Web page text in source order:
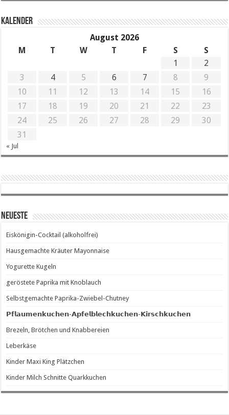
KALENDER
August 2026
M
T W T F S
S
1
2
3
4 5 6 7 8
9
10
11 12 13 14 15
16
17
18 19 20 21 22
23
24
25 26 27 28 29
30
31
« Jul
Neueste
Eiskönigin-Cocktail (alkoholfrei)
Hausgemachte Kräuter Mayonnaise
Yogurette Kugeln
geröstete Paprika mit Knoblauch
Selbstgemachte Paprika-Zwiebel-Chutney
𝗣𝗳𝗹𝗮𝘂𝗺𝗲𝗻𝗸𝘂𝗰𝗵𝗲𝗻-𝗔𝗽𝗳𝗲𝗹𝗯𝗹𝗲𝗰𝗵𝗸𝘂𝗰𝗵𝗲𝗻-𝗞𝗶𝗿𝘀𝗰𝗵𝗸𝘂𝗰𝗵𝗲𝗻
Brezeln, Brötchen und Knabbereien
Leberkäse
Kinder Maxi King Plätzchen
Kinder Milch Schnitte Quarkkuchen